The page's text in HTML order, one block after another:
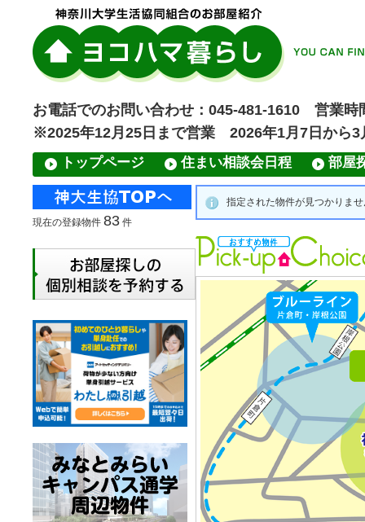
お電話でのお問い合わせ：045-481-1610 営
※2025年12月25日まで営業 2026年1月7日から
トップページ 住まい相談会日程 部屋
指定された物件が見つかりま
現在の登録物件 83 件